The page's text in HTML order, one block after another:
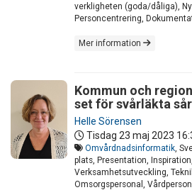
verkligheten (goda/dåliga),
Personcentrering,
Mer information
Kommun och
set för svårläkta sår
Helle Sörensen
Tisdag 23 maj 2023
Omvårdnadsinformatik ,
plats, Presentation,
Verksamhetsutveckling,
Omsorgspersonal,